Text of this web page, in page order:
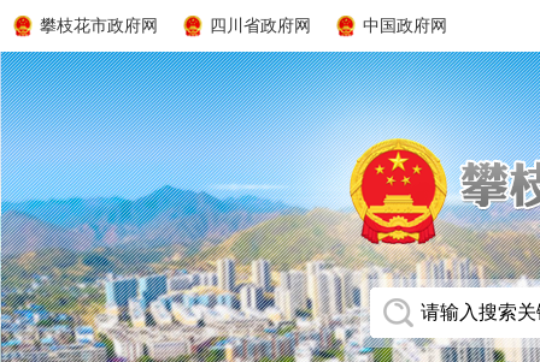
攀枝花市政府网 四川省政府网 中国政府网